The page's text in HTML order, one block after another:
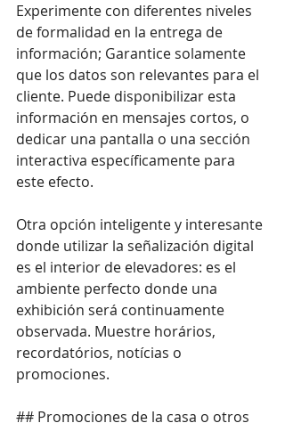
Experimente con diferentes niveles
de formalidad en la entrega de
información; Garantice solamente
que los datos son relevantes para el
cliente. Puede disponibilizar esta
información en mensajes cortos, o
dedicar una pantalla o una sección
interactiva específicamente para
este efecto.
Otra opción inteligente y interesante
donde utilizar la señalización digital
es el interior de elevadores: es el
ambiente perfecto donde una
exhibición será continuamente
observada. Muestre horários,
recordatórios, notícias o
promociones.
## Promociones de la casa o otros